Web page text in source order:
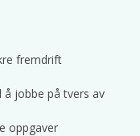
fremdrift
å jobbe på tvers av
oppgaver